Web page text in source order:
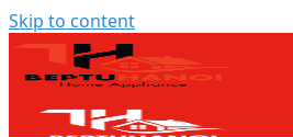
Skip to content